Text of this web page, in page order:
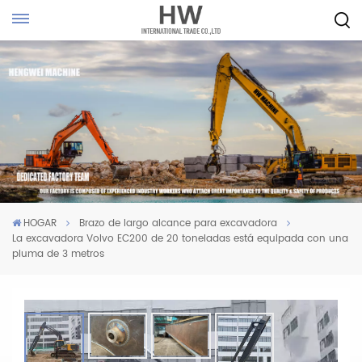
HOGAR
Brazo de largo alcance para excavadora
La excavadora Volvo EC200 de 20 toneladas está equipada con una
pluma de 3 metros